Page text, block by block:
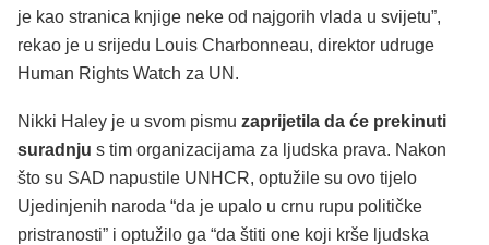
je kao stranica knjige neke od najgorih vlada u svijetu”,
rekao je u srijedu Louis Charbonneau, direktor udruge
Human Rights Watch za UN.
Nikki Haley je u svom pismu zaprijetila da će prekinuti
suradnju s tim organizacijama za ljudska prava. Nakon
što su SAD napustile UNHCR, optužile su ovo tijelo
Ujedinjenih naroda “da je upalo u crnu rupu političke
pristranosti” i optužilo ga “da štiti one koji krše ljudska